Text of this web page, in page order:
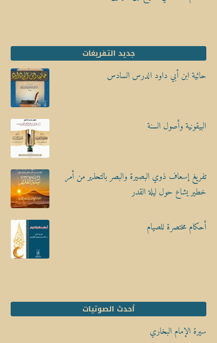
جديد التفريغات
حائية ابن أبي داود الدرس السادس
البيقونية وأصول السنة
تفريغ إسعاف ذوي البصيرة والبصر بالتحذير من أمر
خطير يشاع حول ليلة القدر
أحكام مختصرة للصيام
أحدث الصوتيات
سيرة الإمام البخاري